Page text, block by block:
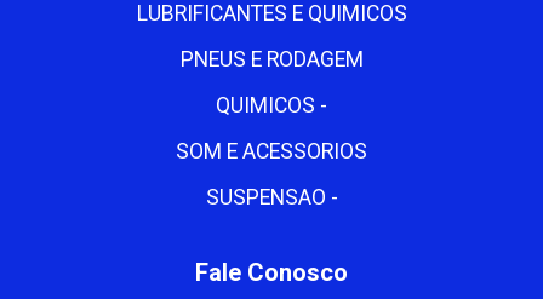
LUBRIFICANTES E QUIMICOS
PNEUS E RODAGEM
QUIMICOS -
SOM E ACESSORIOS
SUSPENSAO -
Fale Conosco